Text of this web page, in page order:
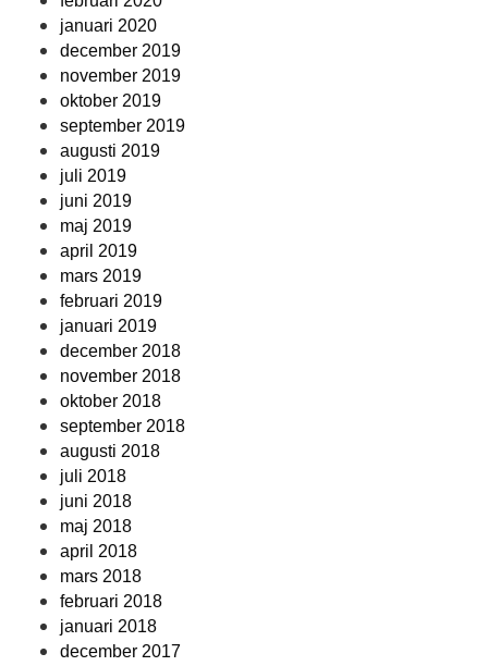
januari 2020
december 2019
november 2019
oktober 2019
september 2019
augusti 2019
juli 2019
juni 2019
maj 2019
april 2019
mars 2019
februari 2019
januari 2019
december 2018
november 2018
oktober 2018
september 2018
augusti 2018
juli 2018
juni 2018
maj 2018
april 2018
mars 2018
februari 2018
januari 2018
december 2017